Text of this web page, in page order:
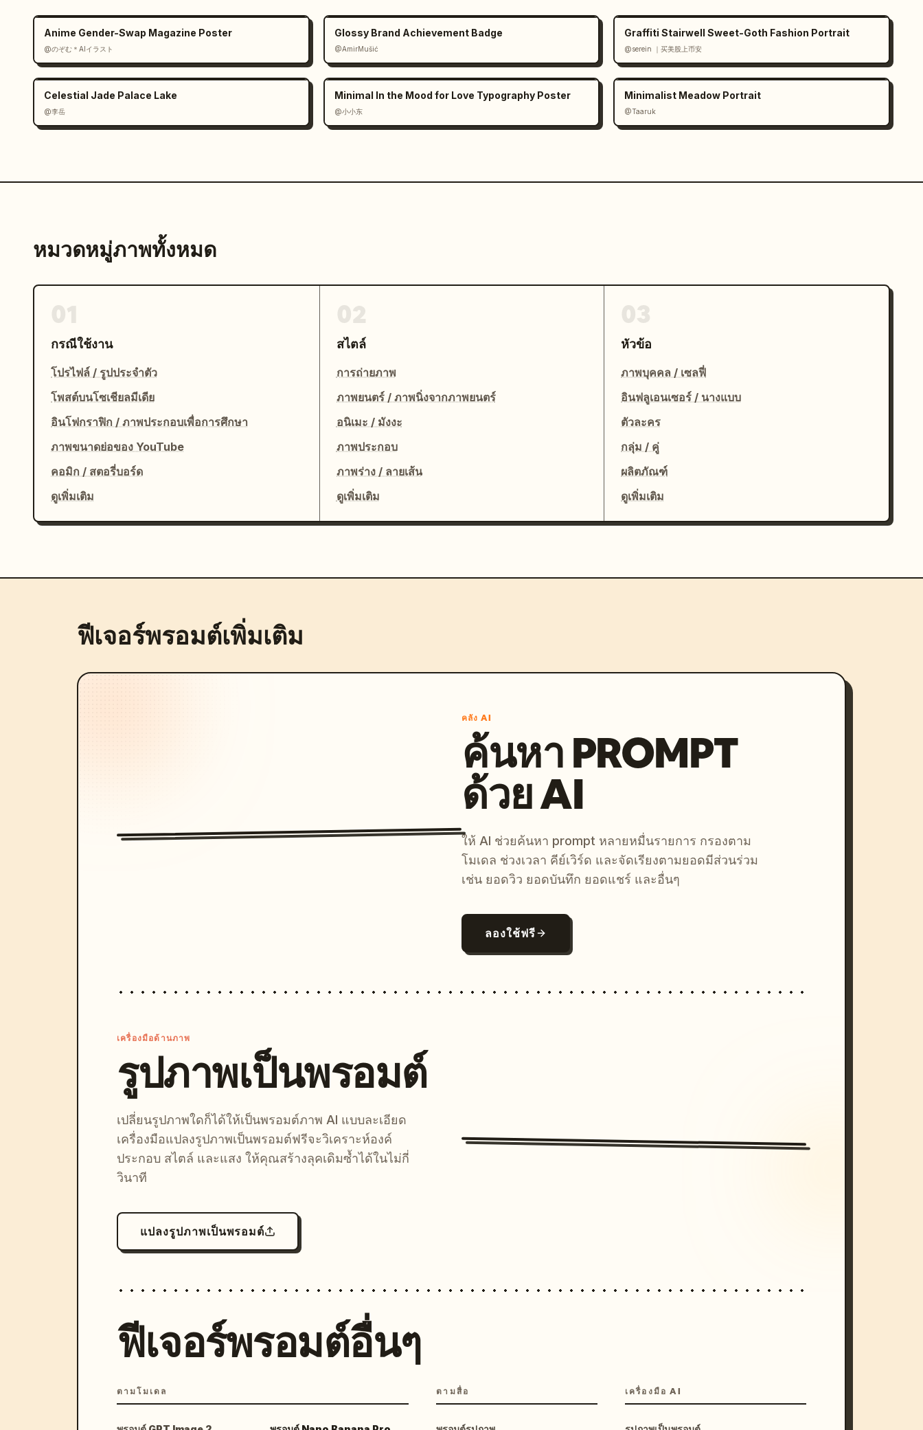
Anime Gender-Swap Magazine Poster
@のぞむ＊AIイラスト
Glossy Brand Achievement Badge
@AmirMušić
Graffiti Stairwell Sweet-Goth Fashion Portrait
@serein ｜买美股上币安
Celestial Jade Palace Lake
@李岳
Minimal In the Mood for Love Typography Poster
@小小东
Minimalist Meadow Portrait
@Taaruk
หมวดหมู่ภาพทั้งหมด
กรณีใช้งาน
โปรไฟล์ / รูปประจำตัว
โพสต์บนโซเชียลมีเดีย
อินโฟกราฟิก / ภาพประกอบเพื่อการศึกษา
ภาพขนาดย่อของ YouTube
คอมิก / สตอรี่บอร์ด
ดูเพิ่มเติม
สไตล์
การถ่ายภาพ
ภาพยนตร์ / ภาพนิ่งจากภาพยนตร์
อนิเมะ / มังงะ
ภาพประกอบ
ภาพร่าง / ลายเส้น
ดูเพิ่มเติม
หัวข้อ
ภาพบุคคล / เซลฟี่
อินฟลูเอนเซอร์ / นางแบบ
ตัวละคร
กลุ่ม / คู่
ผลิตภัณฑ์
ดูเพิ่มเติม
ฟีเจอร์พรอมต์เพิ่มเติม
คลัง AI
ค้นหา PROMPT
ด้วย AI
ให้ AI ช่วยค้นหา prompt หลายหมื่นรายการ กรองตาม
โมเดล ช่วงเวลา คีย์เวิร์ด และจัดเรียงตามยอดมีส่วนร่วม
เช่น ยอดวิว ยอดบันทึก ยอดแชร์ และอื่นๆ
ลองใช้ฟรี
เครื่องมือด้านภาพ
รูปภาพเป็นพรอมต์
เปลี่ยนรูปภาพใดก็ได้ให้เป็นพรอมต์ภาพ AI แบบละเอียด
เครื่องมือแปลงรูปภาพเป็นพรอมต์ฟรีจะวิเคราะห์องค์
ประกอบ สไตล์ และแสง ให้คุณสร้างลุคเดิมซ้ำได้ในไม่กี่
วินาที
แปลงรูปภาพเป็นพรอมต์
ฟีเจอร์พรอมต์อื่นๆ
ตามโมเดล ตามสื่อ เครื่องมือ AI